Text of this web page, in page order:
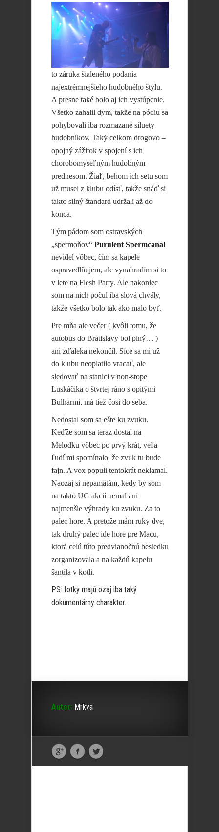
to záruka šialeného podania
najextrémnejšieho hudobného štýlu.
A presne také bolo aj ich vystúpenie.
Všetko zahalil dym, takže na pódiu sa
pohybovali iba rozmazané siluety
hudobníkov. Taký celkom drogovo –
opojný zážitok v spojení s ich
chorobomyseľným hudobným
prednesom. Žiaľ, behom ich setu som
už musel z klubu odísť, takže snáď si
takto silný štandard udržali až do
konca.
Tým pádom som ostravských
„spermoňov“ Purulent Spermcanal
nevidel vôbec, čím sa kapele
ospravedlňujem, ale vynahradím si to
v lete na Flesh Party. Ale nakoniec
som na nich počul iba slová chvály,
takže všetko bolo tak ako malo byť.
Pre mňa ale večer ( kvôli tomu, že
autobus do Bratislavy bol plný… )
ani zďaleka nekončil. Síce sa mi už
do klubu neoplatilo vracať, ale
sledovať na stanici v non-stope
Luskáčika o štvrtej ráno s opitými
Bulharmi, má tiež čosi do seba.
Nedostal som sa ešte ku zvuku.
Keďže som sa teraz dostal na
Melodku vôbec po prvý krát, veľa
ľudí mi spomínalo, že zvuk tu bude
fajn. A vox populi tentokrát neklamal.
Naozaj si nepamätám, kedy by som
na takto UG akcií nemal ani
najmenšie výhrady ku zvuku. Za to
palec hore. A pretože mám ruky dve,
tak druhý palec ide hore pre Macu,
ktorá celú túto predvianočnú besiedku
zorganizovala a na každú kapelu
šantila v kotli.
PS: fotky majú ozaj iba taký
dokumentárny charakter.
Autor: Mrkva